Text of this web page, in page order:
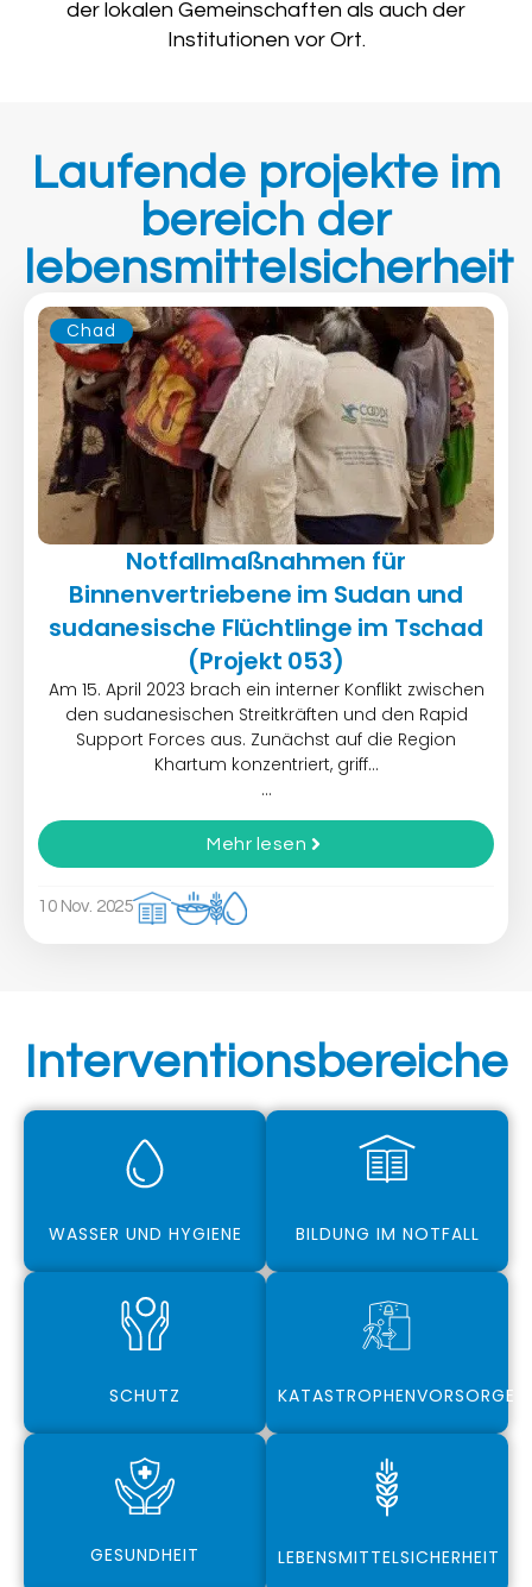
der lokalen Gemeinschaften als auch der
Institutionen vor Ort.
Laufende projekte im
bereich der
lebensmittelsicherheit
Chad
Notfallmaßnahmen für
Binnenvertriebene im Sudan und
sudanesische Flüchtlinge im Tschad
(Projekt 053)
Am 15. April 2023 brach ein interner Konflikt zwischen
den sudanesischen Streitkräften und den Rapid
Support Forces aus. Zunächst auf die Region
Khartum konzentriert, griff…
...
Mehr lesen
10 Nov. 2025
Interventionsbereiche
WASSER UND HYGIENE BILDUNG IM NOTFALL
SCHUTZ KATASTROPHENVORSORGE
GESUNDHEIT LEBENSMITTELSICHERHEIT